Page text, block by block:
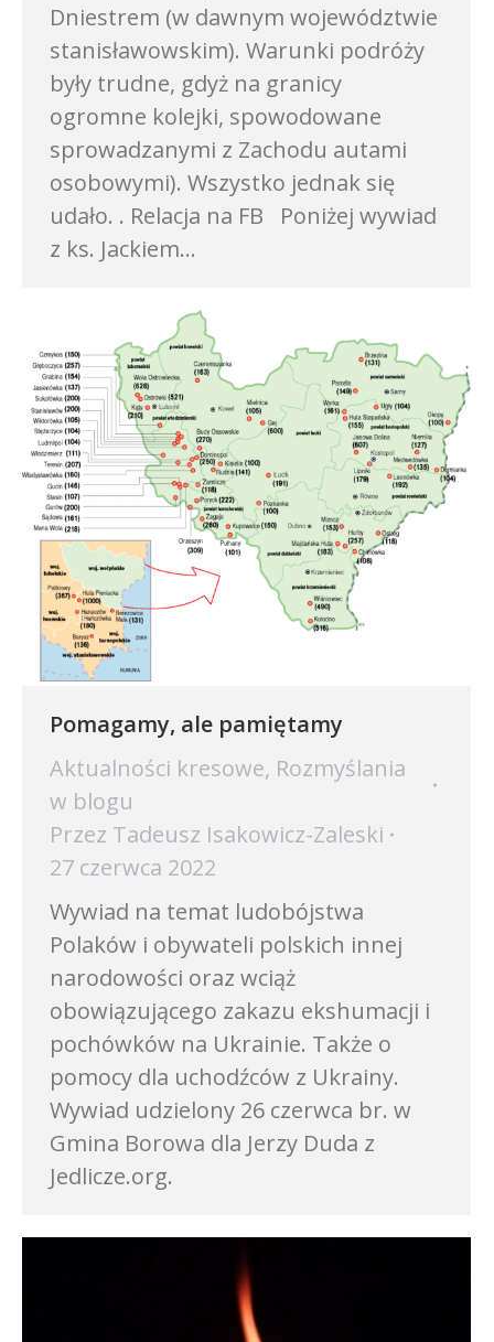
Dniestrem (w dawnym województwie
stanisławowskim). Warunki podróży
były trudne, gdyż na granicy
ogromne kolejki, spowodowane
sprowadzanymi z Zachodu autami
osobowymi). Wszystko jednak się
udało. . Relacja na FB Poniżej wywiad
z ks. Jackiem…
Pomagamy, ale pamiętamy
Aktualności kresowe, Rozmyślania
w blogu
Przez Tadeusz Isakowicz-Zaleski
27 czerwca 2022
Wywiad na temat ludobójstwa
Polaków i obywateli polskich innej
narodowości oraz wciąż
obowiązującego zakazu ekshumacji i
pochówków na Ukrainie. Także o
pomocy dla uchodźców z Ukrainy.
Wywiad udzielony 26 czerwca br. w
Gmina Borowa dla Jerzy Duda z
Jedlicze.org.